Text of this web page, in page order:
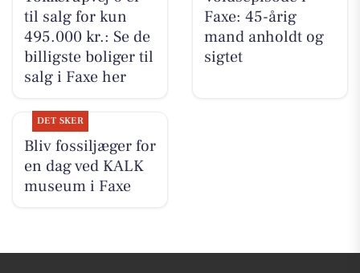
til salg for kun
495.000 kr.: Se de
billigste boliger til
salg i Faxe her
Faxe: 45-årig
mand anholdt og
sigtet
DET SKER
Bliv fossiljæger for
en dag ved KALK
museum i Faxe